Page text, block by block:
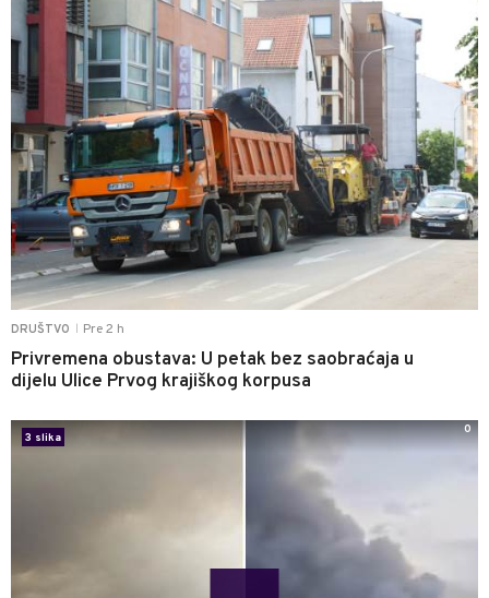
DRUŠTVO Pre 2 h
Privremena obustava: U petak bez saobraćaja u
dijelu Ulice Prvog krajiškog korpusa
3 slika
0